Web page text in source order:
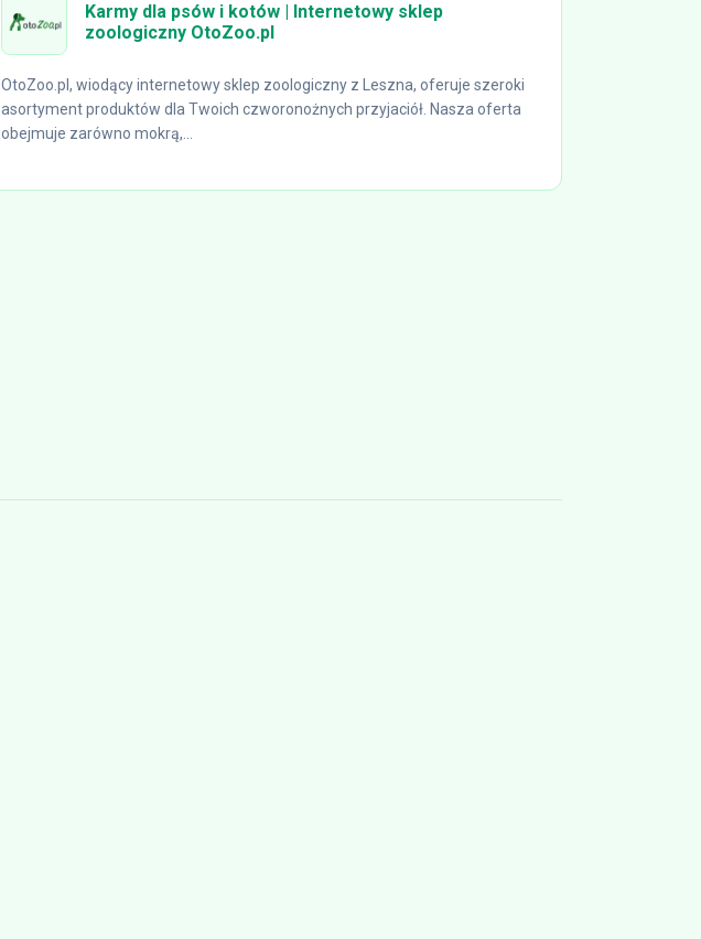
Karmy dla psów i kotów | Internetowy sklep
zoologiczny OtoZoo.pl
OtoZoo.pl, wiodący internetowy sklep zoologiczny z Leszna, oferuje szeroki
asortyment produktów dla Twoich czworonożnych przyjaciół. Nasza oferta
obejmuje zarówno mokrą,...